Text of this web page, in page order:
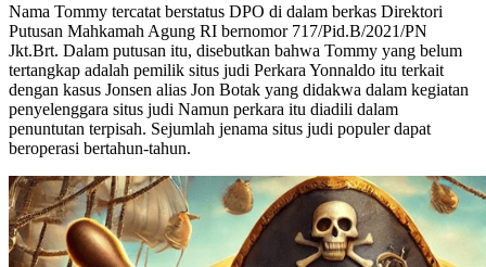
Nama Tommy tercatat berstatus DPO di dalam berkas Direktori
Putusan Mahkamah Agung RI bernomor 717/Pid.B/2021/PN
Jkt.Brt. Dalam putusan itu, disebutkan bahwa Tommy yang belum
tertangkap adalah pemilik situs judi Perkara Yonnaldo itu terkait
dengan kasus Jonsen alias Jon Botak yang didakwa dalam kegiatan
penyelenggara situs judi Namun perkara itu diadili dalam
penuntutan terpisah. Sejumlah jenama situs judi populer dapat
beroperasi bertahun-tahun.